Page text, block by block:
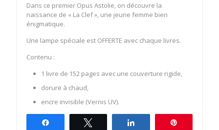
Dans ce premier Opus Astolie, on découvre la
naissance de « La Clef », une jeune femme bien
énigmatique.
Une lampe spéciale est OFFERTE avec chaque livres.
Contenu :
1 livre de 152 pages avec une couverture rigide,
dorure à chaud,
encre invisible (Vernis UV).